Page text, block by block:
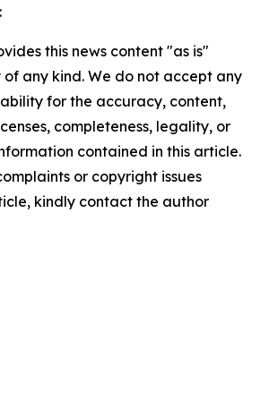
this news content "as is"
any kind. We do not accept any
for the accuracy, content,
completeness, legality, or
contained in this article.
or copyright issues
kindly contact the author